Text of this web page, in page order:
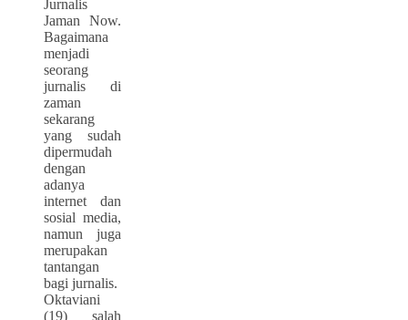
Jurnalis
Jaman Now.
Bagaimana
menjadi
seorang
jurnalis di
zaman
sekarang
yang sudah
dipermudah
dengan
adanya
internet dan
sosial media,
namun juga
merupakan
tantangan
bagi jurnalis.
Oktaviani
(19) salah